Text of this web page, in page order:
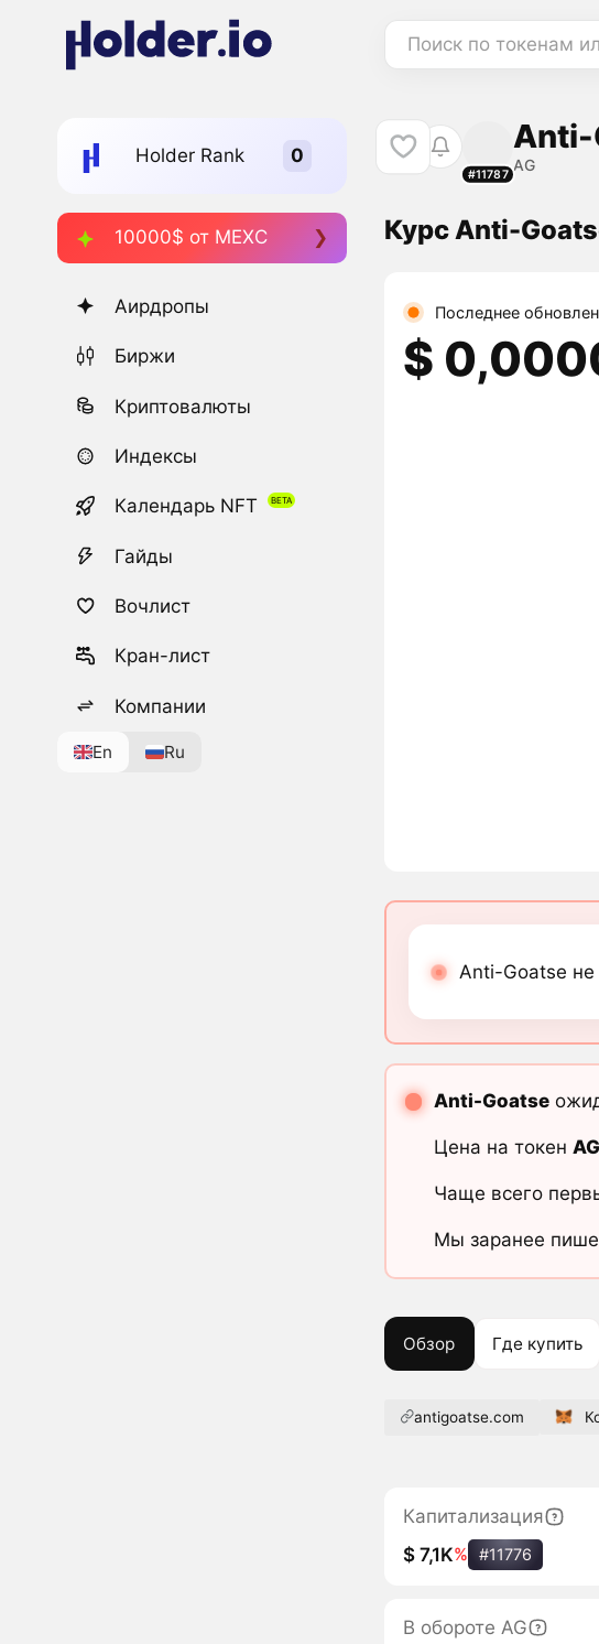
Поиск по токенам
Holder Rank
10000$ от MEXC
Аирдропы
Биржи
Криптовалюты
Индексы
Календарь NFT
Гайды
Вочлист
Кран-лист
Компании
En Ru
#11787
Anti-
AG
Курс Anti-
Последнее
$
Anti-Goatse не
Anti-Goatse
Цена на токен AG
Чаще всего
Мы заранее
Обзор Где купить
antigoatse.com
Капитализация
$ 7,1K% #11776
В обороте AG